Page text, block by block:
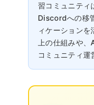
習コミュニテ
Discordへの移
ィケーションを
上の仕組みや
コミュニティ運